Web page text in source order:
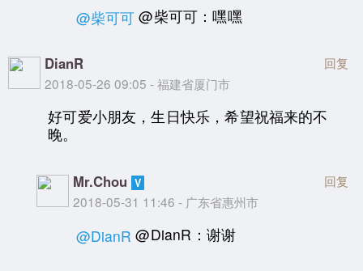
@柴可可 @柴可可：嘿嘿
DianR
2018-05-26 09:05 - 福建省厦门市
回复
好可爱小朋友，生日快乐，希望祝福来的不
晚。
Mr.Chou
2018-05-31 11:46 - 广东省惠州市
回复
@DianR @DianR：谢谢